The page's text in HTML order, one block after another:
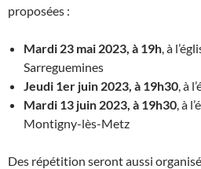
proposées :
Mardi 23 mai 2023, à 19h, à
Sarreguemines
Jeudi 1er juin 2023, à 19h30, à
Mardi 13 juin 2023, à 19h30, à
Montigny-lès-Metz
Des répétition seront aussi